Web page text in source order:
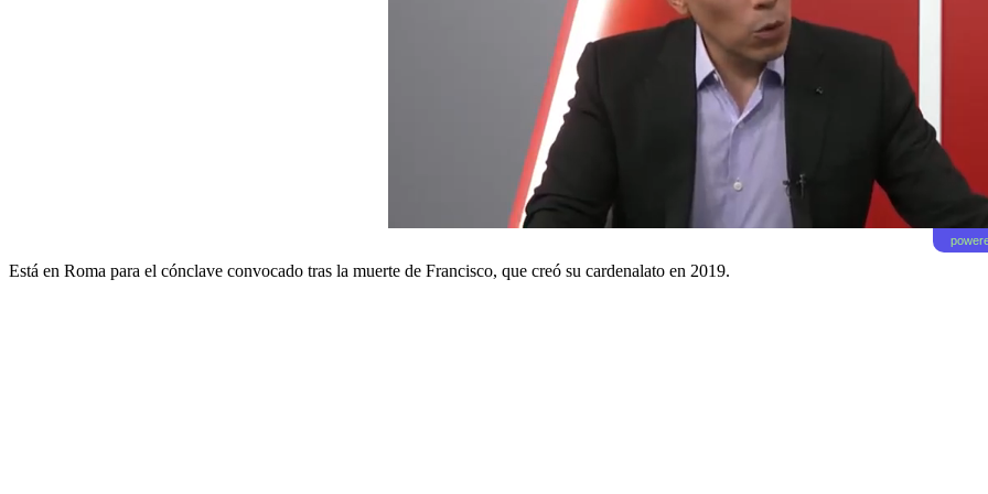
Está en Roma para el cónclave convocado tras la muerte de Francisco, que creó su cardenalato en 2019.